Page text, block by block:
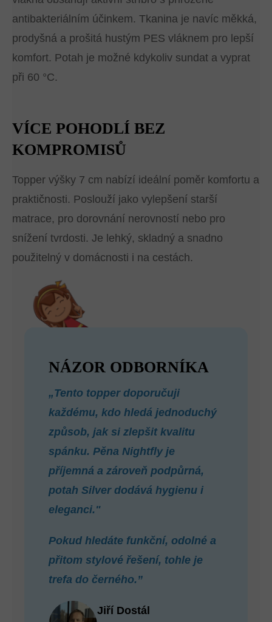
antibakteriálním účinkem. Tkanina je navíc měkká,
prodyšná a prošitá hustým PES vláknem pro lepší
komfort. Potah je možné kdykoliv sundat a vyprat
při 60 °C.
VÍCE POHODLÍ BEZ
KOMPROMISŮ
Topper výšky 7 cm nabízí ideální poměr komfortu a
praktičnosti. Poslouží jako vylepšení starší
matrace, pro dorovnání nerovností nebo pro
snížení tvrdosti. Je lehký, skladný a snadno
použitelný v domácnosti i na cestách.
NÁZOR ODBORNÍKA
„Tento topper doporučuji
každému, kdo hledá jednoduchý
způsob, jak si zlepšit kvalitu
spánku. Pěna Nightfly je
příjemná a zároveň podpůrná,
potah Silver dodává hygienu i
eleganci."
Pokud hledáte funkční, odolné a
přitom stylové řešení, tohle je
trefa do černého.”
Jiří Dostál